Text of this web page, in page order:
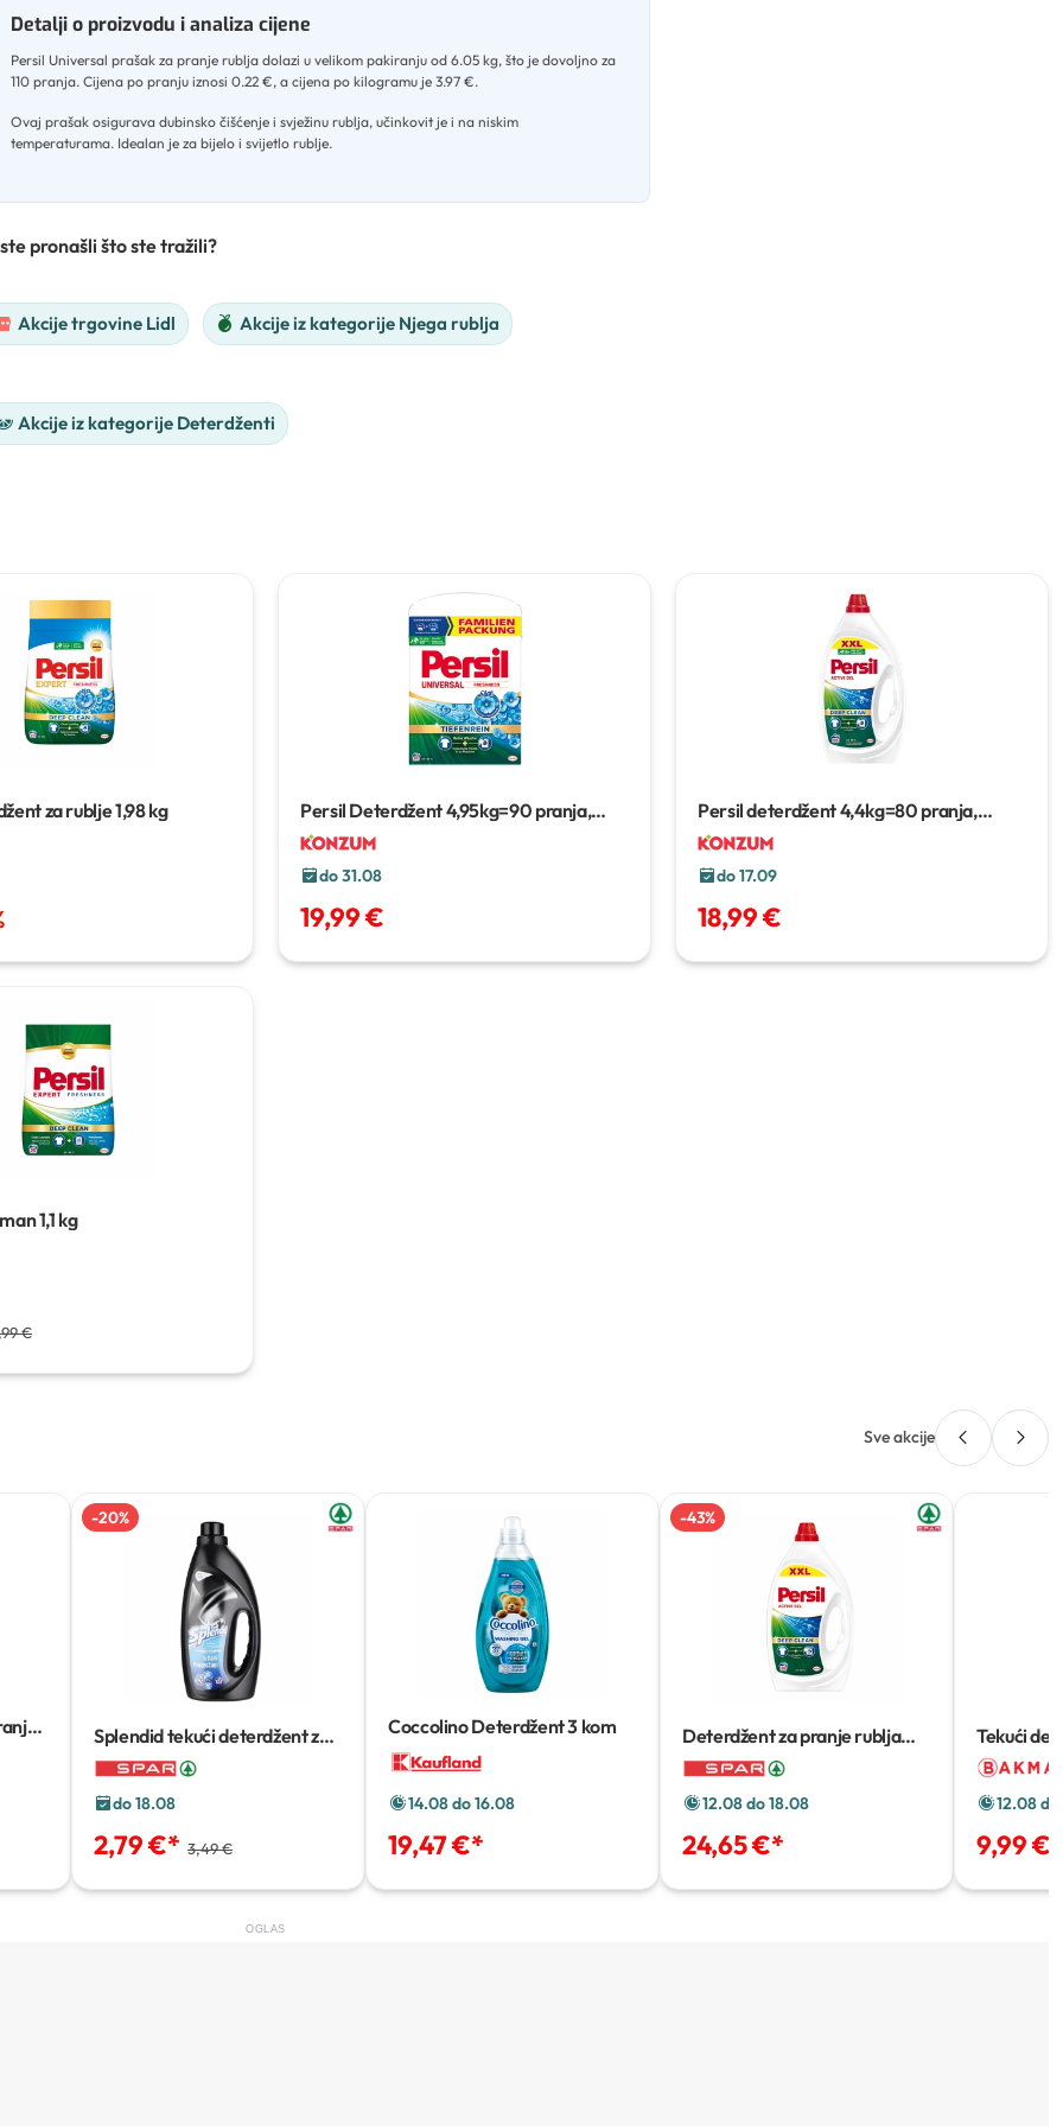
Detalji o proizvodu i analiza cijene
Persil Universal prašak za pranje rublja dolazi u velikom pakiranju od 6.05 kg, što je dovoljno za
110 pranja. Cijena po pranju iznosi 0.22 €, a cijena po kilogramu je 3.97 €.
Ovaj prašak osigurava dubinsko čišćenje i svježinu rublja, učinkovit je i na niskim
temperaturama. Idealan je za bijelo i svijetlo rublje.
pronašli što ste tražili?
Akcije trgovine Lidl Akcije iz kategorije Njega rublja
Akcije iz kategorije Deterdženti
za rublje1,98 kg Persil Deterdžent4,95kg=90 pranja,
70/1
do 31.08
19,99 €
Persil deterdžent4,4kg=80 pranja,
3,96l=88 pranja
do 17.09
18,99 €
1,1 kg
€
Sve akcije
-20%
Splendid tekući deterdžent za
pranje rublja
do 18.08
2,79 €* 3,49 €
Coccolino Deterdžent3 kom
14.08 do 16.08
19,47 €*
-43%
Deterdžent za pranje rublja
Persil2,97 L
12.08 do 18.08
24,65 €*
Tekući
60 pranja
12.08
9,99 €
OGLAS